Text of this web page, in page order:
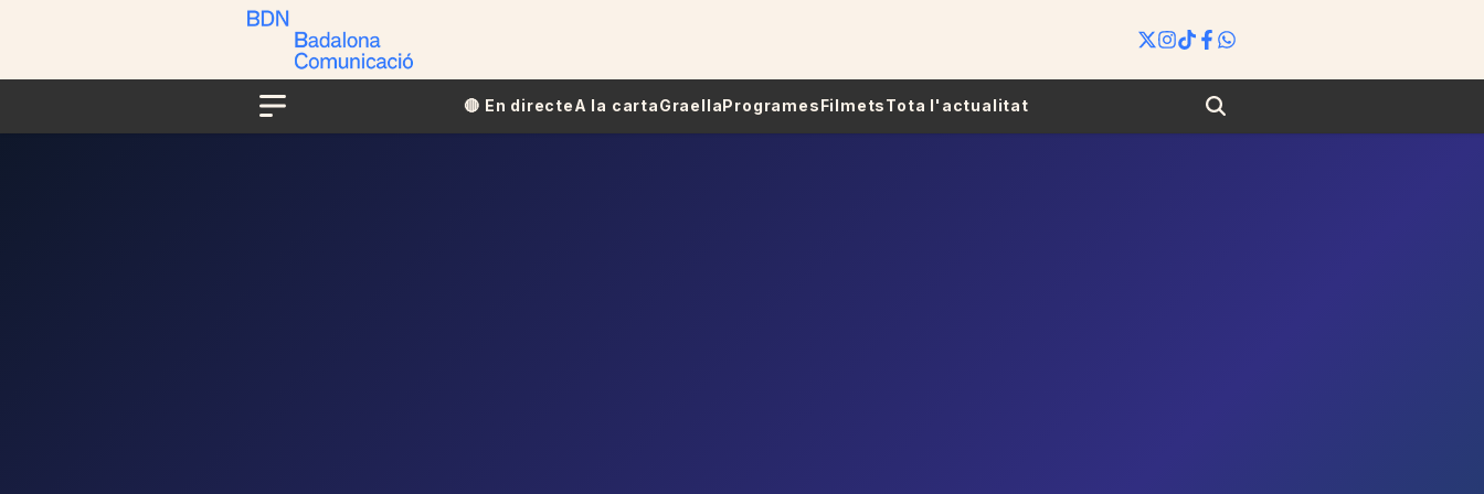
Menu
🔴​​ En directeA la cartaGraellaProgramesFilmetsTota l'actualitat Search